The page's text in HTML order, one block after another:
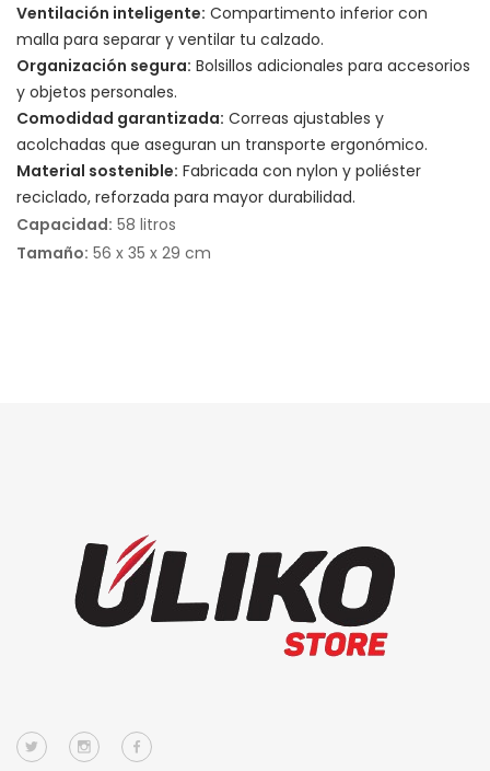
Ventilación inteligente: Compartimento inferior con
malla para separar y ventilar tu calzado.
Organización segura: Bolsillos adicionales para accesorios
y objetos personales.
Comodidad garantizada: Correas ajustables y
acolchadas que aseguran un transporte ergonómico.
Material sostenible: Fabricada con nylon y poliéster
reciclado, reforzada para mayor durabilidad.
Capacidad: 58 litros
Tamaño: 56 x 35 x 29 cm